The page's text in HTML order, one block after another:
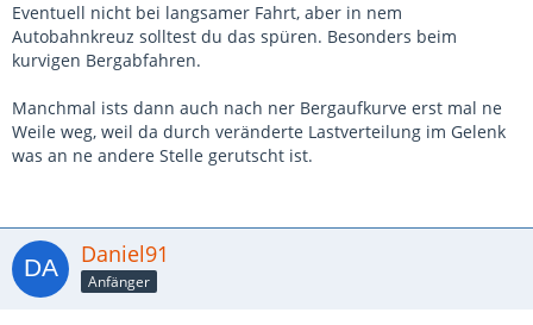
Eventuell nicht bei langsamer Fahrt, aber in nem
Autobahnkreuz solltest du das spüren. Besonders beim
kurvigen Bergabfahren.
Manchmal ists dann auch nach ner Bergaufkurve erst mal ne
Weile weg, weil da durch veränderte Lastverteilung im Gelenk
was an ne andere Stelle gerutscht ist.
Daniel91
Anfänger